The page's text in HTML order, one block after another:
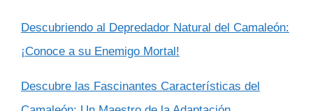
Descubriendo al Depredador Natural del Camaleón:
¡Conoce a su Enemigo Mortal!
Descubre las Fascinantes Características del